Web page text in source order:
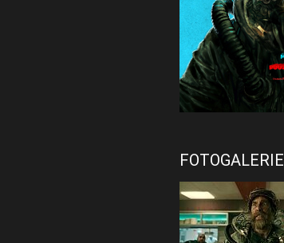
FOTOGALERIE